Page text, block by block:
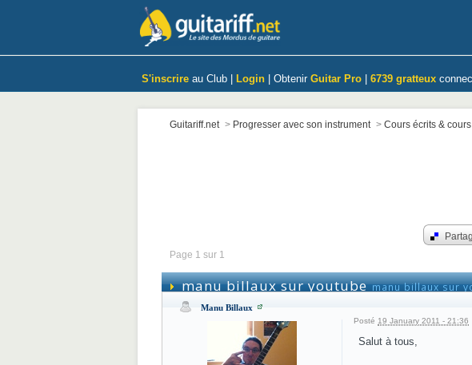
S'inscrire au Club | Login | Obtenir Guitar Pro 6739 gratteux
Guitariff.net > Progresser avec son instrument > Cours écrits &
Page 1 sur 1
manu billaux sur youtubemanu billaux sur
Manu Billaux
Posté 19 January 2011 - 21:36
Salut à tous,